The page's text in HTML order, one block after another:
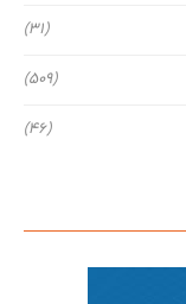
(31)
(509)
(46)